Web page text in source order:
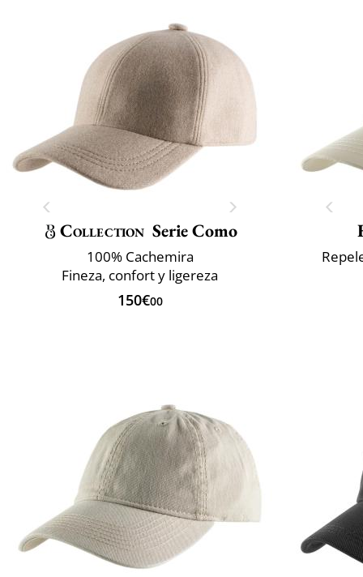
Collection Serie Como
100% Cachemira
Fineza, confort y ligereza
150€00